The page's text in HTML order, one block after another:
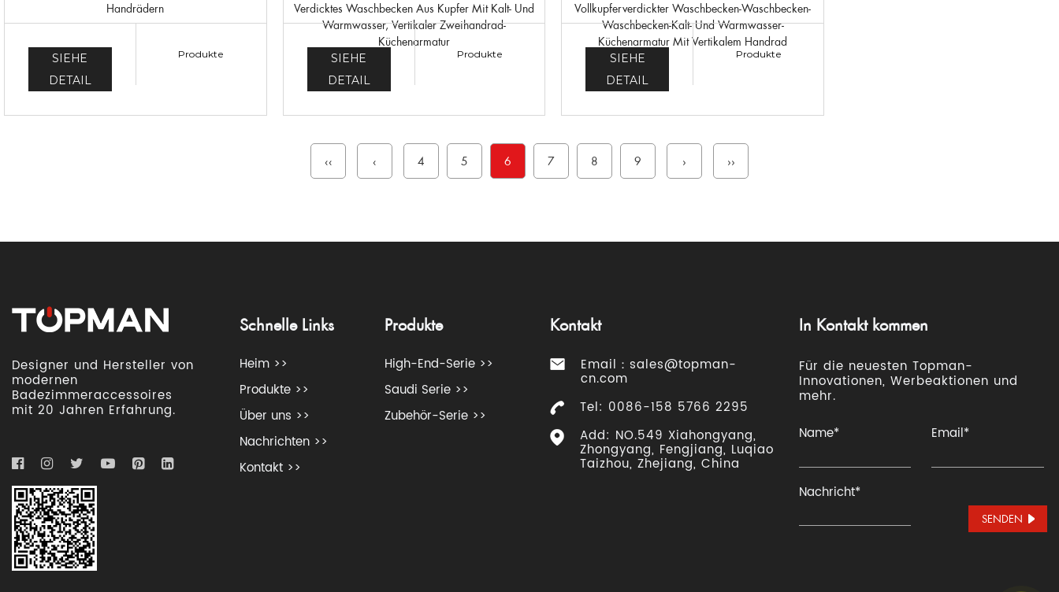
Handrädern
SIEHE
DETAIL
Produkte
Verdicktes Waschbecken Aus Kupfer Mit Kalt- Und
Warmwasser, Vertikaler Zweihandrad-
Küchenarmatur
SIEHE
DETAIL
Produkte
Vollkupferverdickter Waschbecken-Waschbecken-
Waschbecken-Kalt- Und Warmwasser-
Küchenarmatur Mit Vertikalem Handrad
SIEHE
DETAIL
Produkte
‹‹ ‹ 4 5 6 7 8 9 › ››
Designer und Hersteller von
modernen
Badezimmeraccessoires
mit 20 Jahren Erfahrung.
Schnelle Links
Heim >>
Produkte >>
Über uns >>
Nachrichten >>
Kontakt >>
Produkte
High-End-Serie >>
Saudi Serie >>
Zubehör-Serie >>
Kontakt
Email：sales@topman-
cn.com
Tel: 0086-158 5766 2295
Add: NO.549 Xiahongyang,
Zhongyang, Fengjiang, Luqiao
Taizhou, Zhejiang, China
In Kontakt kommen
Für die neuesten Topman-
Innovationen, Werbeaktionen und
mehr.
SENDEN